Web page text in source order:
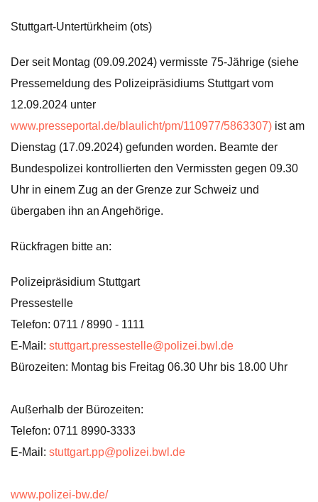
Stuttgart-Untertürkheim (ots)
Der seit Montag (09.09.2024) vermisste 75-Jährige (siehe
Pressemeldung des Polizeipräsidiums Stuttgart vom
12.09.2024 unter
www.presseportal.de/blaulicht/pm/110977/5863307) ist am
Dienstag (17.09.2024) gefunden worden. Beamte der
Bundespolizei kontrollierten den Vermissten gegen 09.30
Uhr in einem Zug an der Grenze zur Schweiz und
übergaben ihn an Angehörige.
Rückfragen bitte an:
Polizeipräsidium Stuttgart
Pressestelle
Telefon: 0711 / 8990 - 1111
E-Mail: stuttgart.pressestelle@polizei.bwl.de
Bürozeiten: Montag bis Freitag 06.30 Uhr bis 18.00 Uhr
Außerhalb der Bürozeiten:
Telefon: 0711 8990-3333
E-Mail: stuttgart.pp@polizei.bwl.de
www.polizei-bw.de/